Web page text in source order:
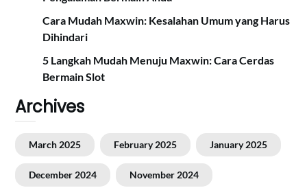
Cara Mudah Maxwin: Kesalahan Umum yang Harus
Dihindari
5 Langkah Mudah Menuju Maxwin: Cara Cerdas
Bermain Slot
Archives
March 2025 February 2025 January 2025
December 2024 November 2024